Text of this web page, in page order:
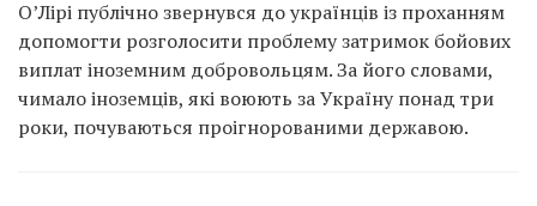
О’Лірі публічно звернувся до українців із проханням
допомогти розголосити проблему затримок бойових
виплат іноземним добровольцям. За його словами,
чимало іноземців, які воюють за Україну понад три
роки, почуваються проігнорованими державою.